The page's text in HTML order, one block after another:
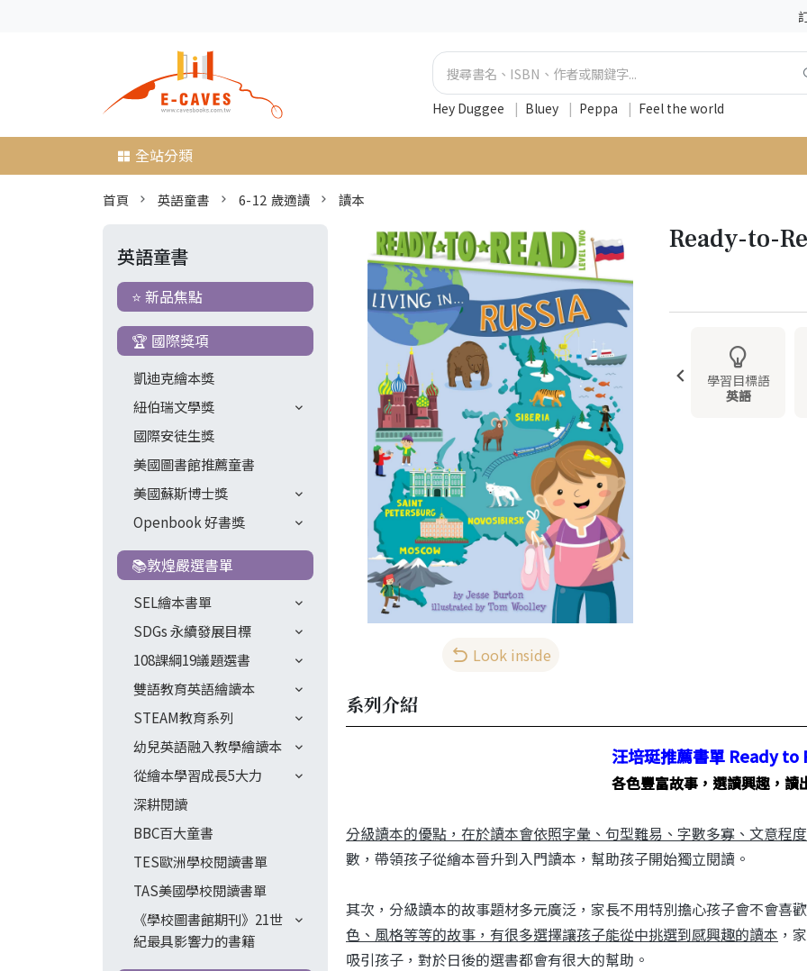
Hey Duggee | Bluey | Peppa | Feel the world
全站分類
首頁 英語童書 6-12 歲適讀 讀本
英語童書
⭐ 新品焦點
🏆 國際獎項
凱迪克繪本獎
紐伯瑞文學獎
國際安徒生獎
美國圖書館推薦童書
美國蘇斯博士獎
Openbook 好書獎
📚敦煌嚴選書單
SEL繪本書單
SDGs 永續發展目標
108課綱19議題選書
雙語教育英語繪讀本
STEAM教育系列
幼兒英語融入教學繪讀本
從繪本學習成長5大力
深耕閱讀
BBC百大童書
TES歐洲學校閱讀書單
TAS美國學校閱讀書單
《學校圖書館期刊》21世
紀最具影響力的書籍
Look inside
Ready-to-
學習目標語
英語
系列介紹
汪培珽推薦書單 Ready to
各色豐富故事，選讀興趣，讀
分級讀本的優點，在於讀本會依照字彙、句型難易、字數多寡、文意程
數，帶領孩子從繪本晉升到入門讀本，幫助孩子開始獨立閱讀。
其次，分級讀本的故事題材多元廣泛，家長不用特別擔心孩子會不會喜
色、風格等等的故事，有很多選擇讓孩子能從中挑選到感興趣的讀本 ，
吸引孩子，對於日後的選書都會有很大的幫助。